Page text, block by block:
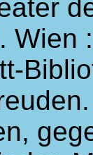
Wien